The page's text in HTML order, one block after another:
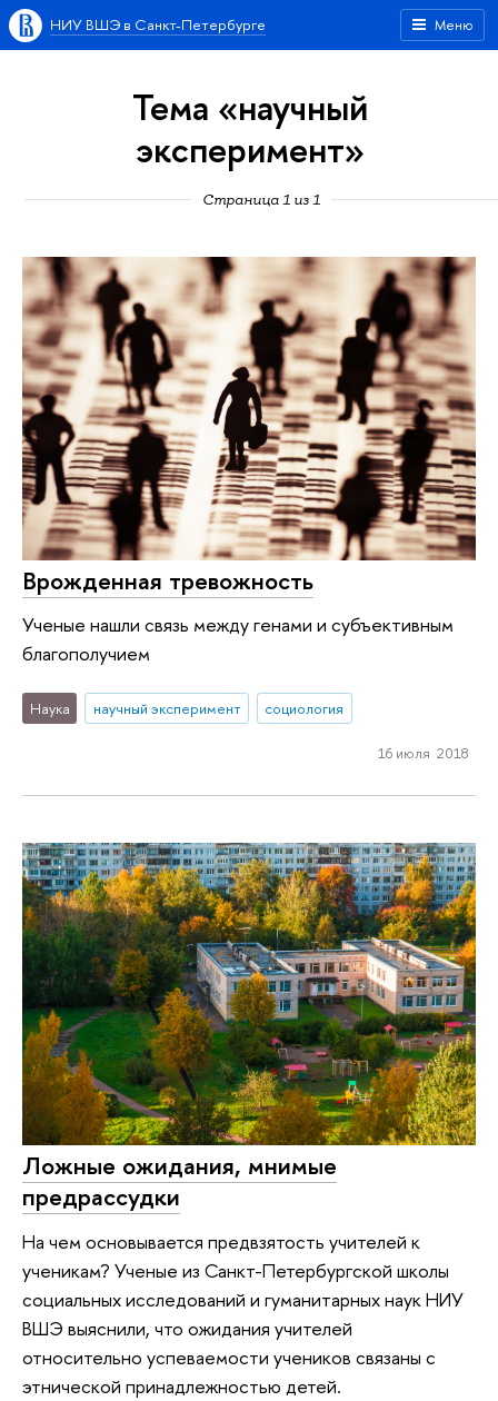
Меню
НИУ ВШЭ в Санкт-Петербурге
Тема «научный
эксперимент»
Страница 1 из 1
Врожденная тревожность
Ученые нашли связь между генами и субъективным
благополучием
Наука научный эксперимент социология
16 июля 2018
Ложные ожидания, мнимые
предрассудки
На чем основывается предвзятость учителей к
ученикам? Ученые из Санкт-Петербургской школы
социальных исследований и гуманитарных наук НИУ
ВШЭ выяснили, что ожидания учителей
относительно успеваемости учеников связаны с
этнической принадлежностью детей.